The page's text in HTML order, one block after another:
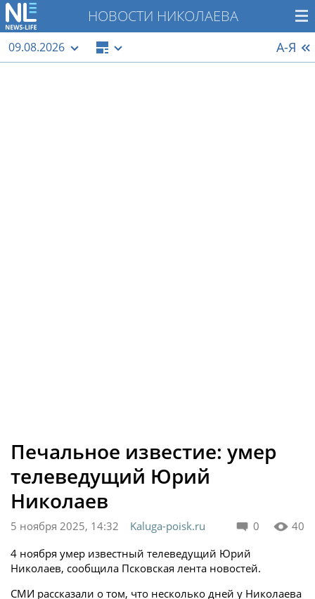
НОВОСТИ НИКОЛАЕВА
09.08.2026 А-Я
Печальное известие: умер
телеведущий Юрий
Николаев
0 40
5 ноября 2025, 14:32
Kaluga-poisk.ru
4 ноября умер известный телеведущий Юрий
Николаев, сообщила Псковская лента новостей.
СМИ рассказали о том, что несколько дней у Николаева